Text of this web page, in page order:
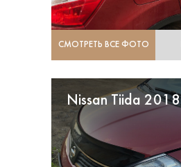
СМОТРЕТЬ ВСЕ ФОТО
Nissan Tiida 2018